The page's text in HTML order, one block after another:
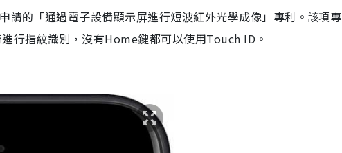
請的「通過電子設備顯示屏進行短波紅外光學成像」專利。該項專
行指紋識別，沒有Home鍵都可以使用Touch ID。